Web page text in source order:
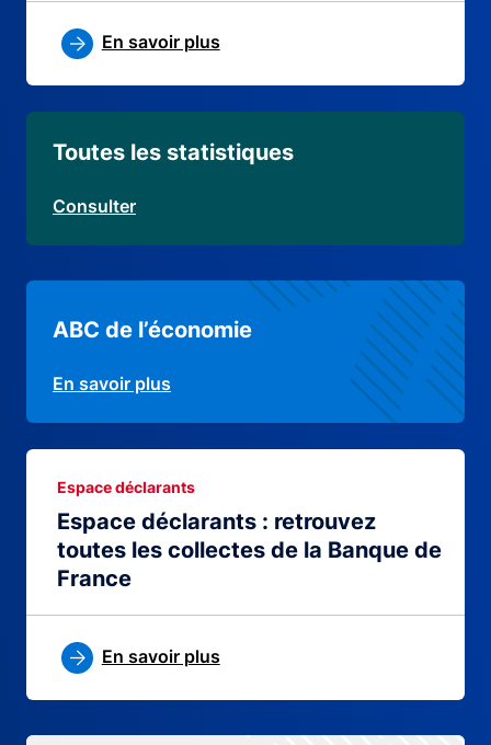
En savoir plus
Toutes les statistiques
Consulter
ABC de l’économie
En savoir plus
Espace déclarants : retrouvez
toutes les collectes de la Banque de
France
Espace déclarants
En savoir plus